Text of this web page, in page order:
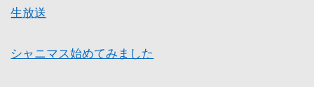
生放送
シャニマス始めてみました